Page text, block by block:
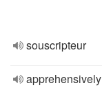
souscripteur
apprehensively